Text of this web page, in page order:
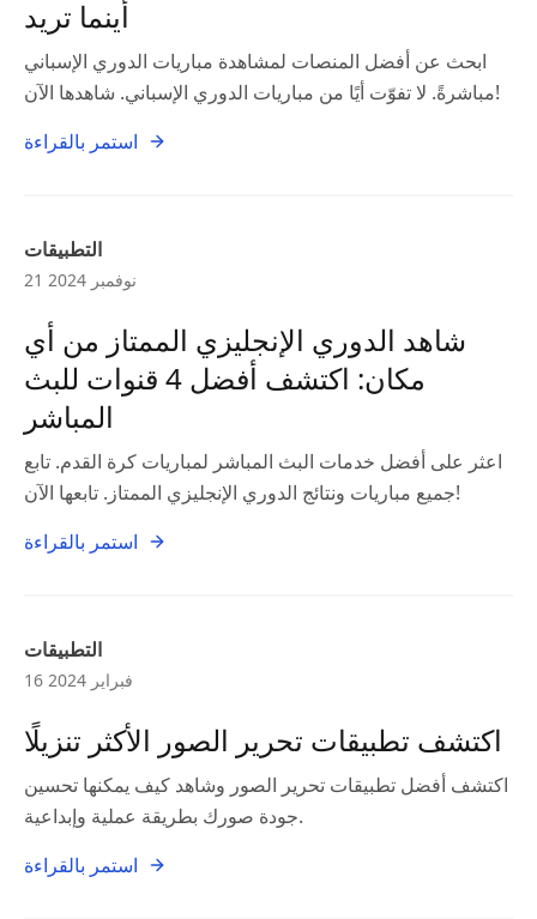
أينما تريد
ابحث عن أفضل المنصات لمشاهدة مباريات الدوري الإسباني
مباشرةً. لا تفوّت أيًا من مباريات الدوري الإسباني. شاهدها الآن!
استمر بالقراءة
التطبيقات
21 نوفمبر 2024
شاهد الدوري الإنجليزي الممتاز من أي
مكان: اكتشف أفضل 4 قنوات للبث
المباشر
اعثر على أفضل خدمات البث المباشر لمباريات كرة القدم. تابع
جميع مباريات ونتائج الدوري الإنجليزي الممتاز. تابعها الآن!
استمر بالقراءة
التطبيقات
16 فبراير 2024
اكتشف تطبيقات تحرير الصور الأكثر تنزيلًا
اكتشف أفضل تطبيقات تحرير الصور وشاهد كيف يمكنها تحسين
جودة صورك بطريقة عملية وإبداعية.
استمر بالقراءة